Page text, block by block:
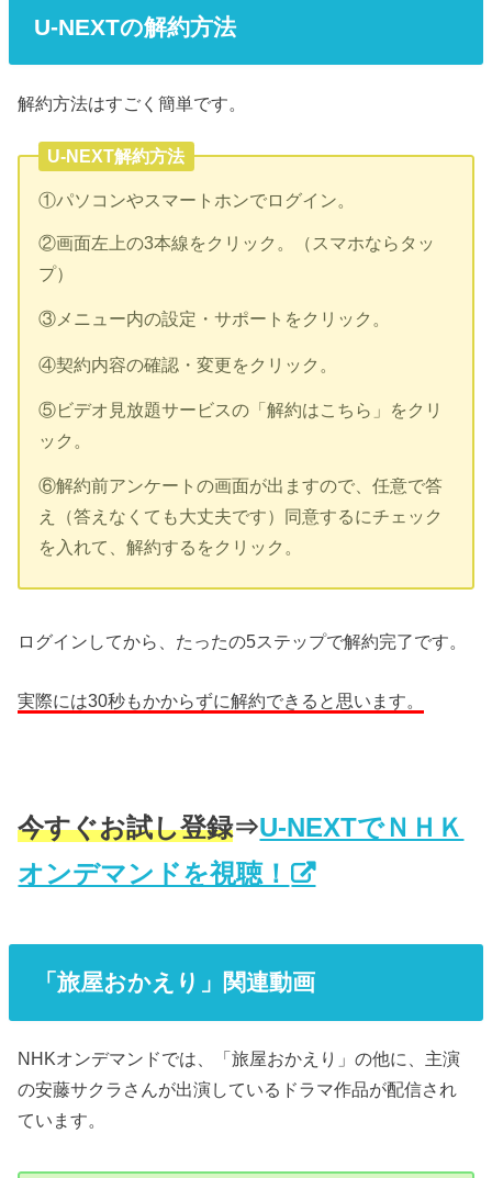
U-NEXTの解約方法
解約方法はすごく簡単です。
U-NEXT解約方法
①パソコンやスマートホンでログイン。
②画面左上の3本線をクリック。（スマホならタッ
プ）
③メニュー内の設定・サポートをクリック。
④契約内容の確認・変更をクリック。
⑤ビデオ見放題サービスの「解約はこちら」をクリ
ック。
⑥解約前アンケートの画面が出ますので、任意で答
え（答えなくても大丈夫です）同意するにチェック
を入れて、解約するをクリック。
ログインしてから、たったの5ステップで解約完了です。
実際には30秒もかからずに解約できると思います。
今すぐお試し登録⇒U-NEXTでＮＨＫ
オンデマンドを視聴！
「旅屋おかえり」関連動画
NHKオンデマンドでは、「旅屋おかえり」の他に、主演
の安藤サクラさんが出演しているドラマ作品が配信され
ています。